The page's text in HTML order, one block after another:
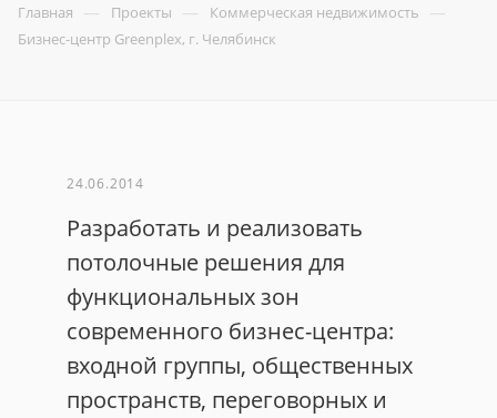
Главная — Проекты — Коммерческая недвижимость —
Бизнес-центр Greenplex, г. Челябинск
24.06.2014
Разработать и реализовать
потолочные решения для
функциональных зон
современного бизнес-центра:
входной группы, общественных
пространств, переговорных и